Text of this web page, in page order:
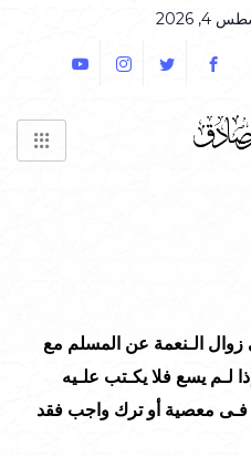
4, 2026
الـنعمة عن المسلم مع
لـم يسع فلا يكـتب علـيه
فـى معصية أو ترك واجب فقد